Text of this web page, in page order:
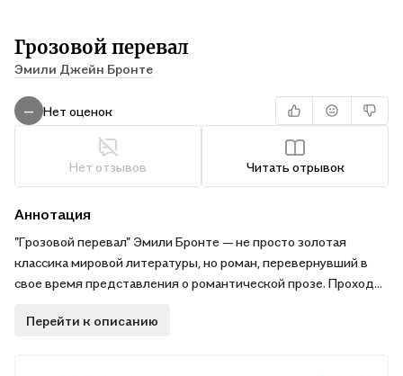
Грозовой перевал
Эмили Джейн Бронте
— Нет оценок
Нет отзывов Читать отрывок
Аннотация
"Грозовой перевал" Эмили Бронте — не просто золотая
классика мировой литературы, но роман, перевернувший в
свое время представления о романтической прозе. Проходят
трагической любви Хитклифа и Кэти по-прежнему не
Перейти к описанию